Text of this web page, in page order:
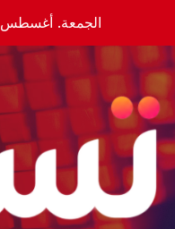
content
الجمعة. أغسطس 7th, 2026